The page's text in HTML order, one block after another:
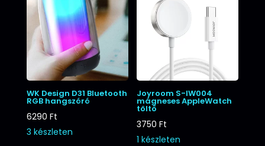
WK Design D31 Bluetooth
RGB hangszóró
6290 Ft
3 készleten
Joyroom S-IW004
mágneses AppleWatch
töltő
3750Ft
1 készleten